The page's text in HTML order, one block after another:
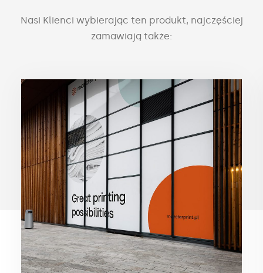
Nasi Klienci wybierając ten produkt, najczęściej
zamawiają także: